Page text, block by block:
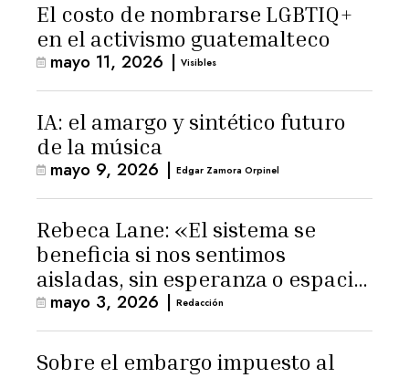
El costo de nombrarse LGBTIQ+
en el activismo guatemalteco
mayo 11, 2026 | Visibles
IA: el amargo y sintético futuro
de la música
mayo 9, 2026 | Edgar Zamora Orpinel
Rebeca Lane: «El sistema se
beneficia si nos sentimos
aisladas, sin esperanza o espacio
para la ternura»
mayo 3, 2026 | Redacción
Sobre el embargo impuesto al